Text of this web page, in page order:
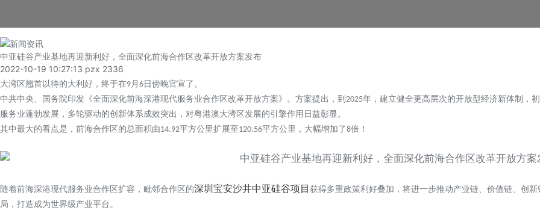
中亚硅谷产业基地再迎新利好，全面深化前海合作区改革开放方案发布
2022-10-19 10:27:13 pzx 2336
大湾区翘首以待的大利好，终于在9月 6 日傍晚官宣了。
中共中央、国务院印发《全面深化前海深港现代服务业合作区改革开放方案》。方案提出，到 2025年，建立健全更高层次的开放型经济新体制，
服务业蓬勃发展，多轮驱动的创新体系成效突出，对粤港澳大湾区发展的引擎作用日益彰显。
其中最大的看点是，前海合作区的总面积由14.92平方公里扩展至 120.56平方公里，大幅增加了8倍！
随着前海深港现代服务业合作区扩容，毗邻合作区的深圳宝安沙井中亚硅谷项目 获得多重政策利好叠加，将进一步推动产业链、价值链、创
局，打造成为世界级产业平台。